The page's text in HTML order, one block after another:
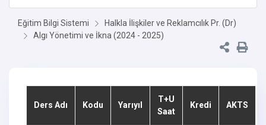
Eğitim Bilgi Sistemi
Halkla İlişkiler ve Reklamcılık Pr. (Dr)
Algı Yönetimi ve İkna (2024 - 2025)
Ders Adı Kodu Yarıyıl
T+U
Saat
Kredi AKTS